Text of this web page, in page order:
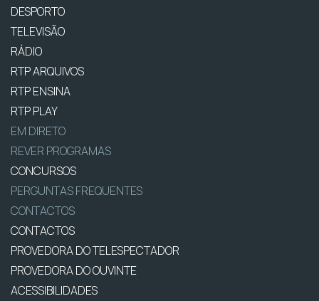
DESPORTO
TELEVISÃO
RÁDIO
RTP ARQUIVOS
RTP ENSINA
RTP PLAY
EM DIRETO
REVER PROGRAMAS
CONCURSOS
PERGUNTAS FREQUENTES
CONTACTOS
CONTACTOS
PROVEDORA DO TELESPECTADOR
PROVEDORA DO OUVINTE
ACESSIBILIDADES